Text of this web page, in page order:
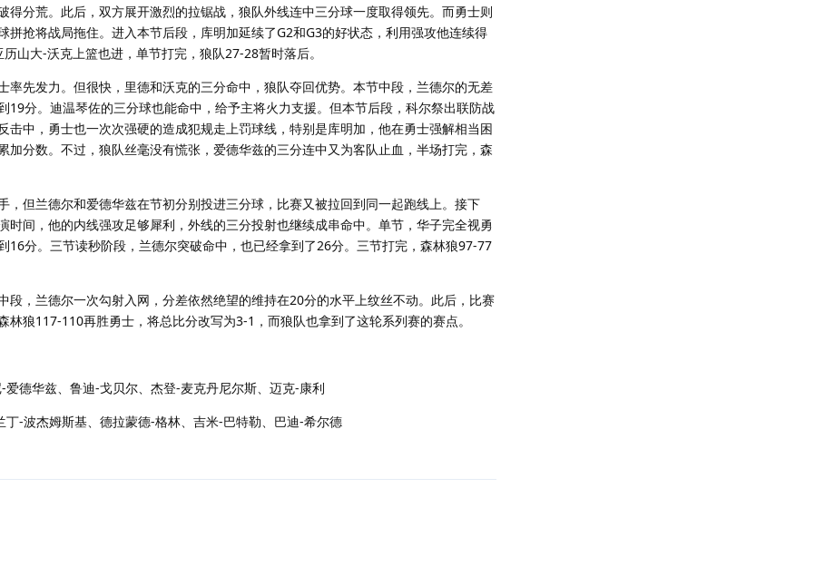
得分荒。此后，双方展开激烈的拉锯战，狼队外线连中三分球一度取得领先。而勇士则
拼抢将战局拖住。进入本节后段，库明加延续了G2和G3的好状态，利用强攻他连续得
山大-沃克上篮也进，单节打完，狼队27-28暂时落后。
率先发力。但很快，里德和沃克的三分命中，狼队夺回优势。本节中段，兰德尔的无差
19分。迪温琴佐的三分球也能命中，给予主将火力支援。但本节后段，科尔祭出联防战
击中，勇士也一次次强硬的造成犯规走上罚球线，特别是库明加，他在勇士强解相当困
加分数。不过，狼队丝毫没有慌张，爱德华兹的三分连中又为客队止血，半场打完，森
，但兰德尔和爱德华兹在节初分别投进三分球，比赛又被拉回到同一起跑线上。接下
时间，他的内线强攻足够犀利，外线的三分投射也继续成串命中。单节，华子完全视勇
16分。三节读秒阶段，兰德尔突破命中，也已经拿到了26分。三节打完，森林狼97-77
段，兰德尔一次勾射入网，分差依然绝望的维持在20分的水平上纹丝不动。此后，比赛
林狼117-110再胜勇士，将总比分改写为3-1，而狼队也拿到了这轮系列赛的赛点。
德华兹、鲁迪-戈贝尔、杰登-麦克丹尼尔斯、迈克-康利
-波杰姆斯基、德拉蒙德-格林、吉米-巴特勒、巴迪-希尔德